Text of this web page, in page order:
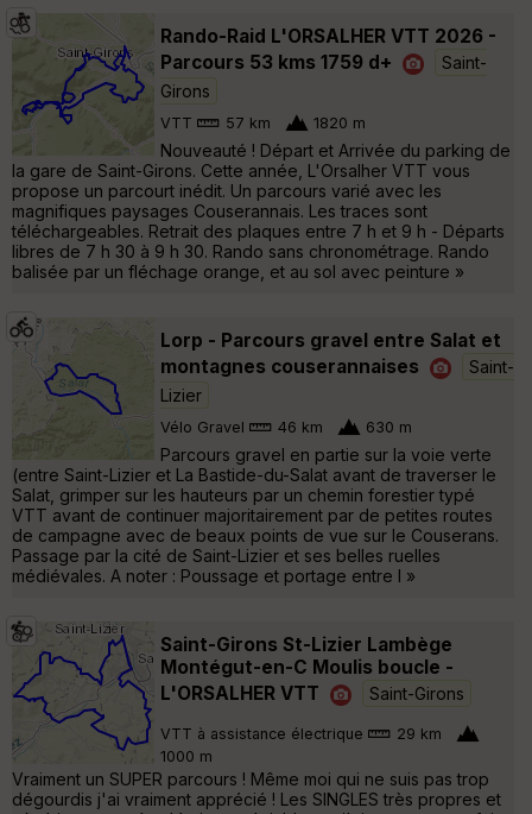
Rando-Raid L'ORSALHER VTT 2026 -
Parcours 53 kms 1759 d+
Saint-
Girons
VTT 57 km 1820 m
Nouveauté ! Départ et Arrivée du parking de
la gare de Saint-Girons. Cette année, L'Orsalher VTT vous
propose un parcourt inédit. Un parcours varié avec les
magnifiques paysages Couserannais. Les traces sont
téléchargeables. Retrait des plaques entre 7 h et 9 h - Départs
libres de 7 h 30 à 9 h 30. Rando sans chronométrage. Rando
balisée par un fléchage orange, et au sol avec peinture »
Lorp - Parcours gravel entre Salat et
montagnes couserannaises
Saint-
Lizier
Vélo Gravel 46 km 630 m
Parcours gravel en partie sur la voie verte
(entre Saint-Lizier et La Bastide-du-Salat avant de traverser le
Salat, grimper sur les hauteurs par un chemin forestier typé
VTT avant de continuer majoritairement par de petites routes
de campagne avec de beaux points de vue sur le Couserans.
Passage par la cité de Saint-Lizier et ses belles ruelles
médiévales. A noter : Poussage et portage entre l »
Saint-Girons St-Lizier Lambège
Montégut-en-C Moulis boucle -
L'ORSALHER VTT
Saint-Girons
VTT à assistance électrique
29 km
1000 m
Vraiment un SUPER parcours ! Même moi qui ne suis pas trop
dégourdis j'ai vraiment apprécié ! Les SINGLES très propres et